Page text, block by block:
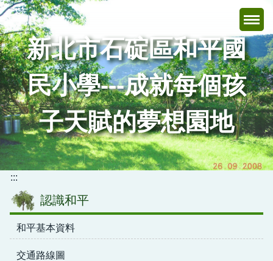
跳
主
要
內
容
區
新北市石碇區和平國
民小學---成就每個孩
子天賦的夢想園地
:::
認識和平
和平基本資料
交通路線圖